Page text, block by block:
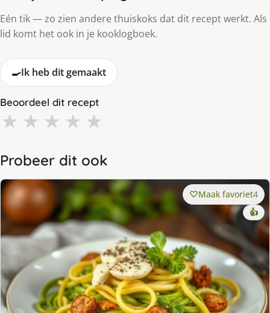
Eén tik — zo zien andere thuiskoks dat dit recept werkt. Als
lid komt het ook in je kooklogboek.
🍳Ik heb dit gemaakt
Beoordeel dit recept
★ ★ ★ ★ ★
Probeer dit ook
Maak favoriet4
👍